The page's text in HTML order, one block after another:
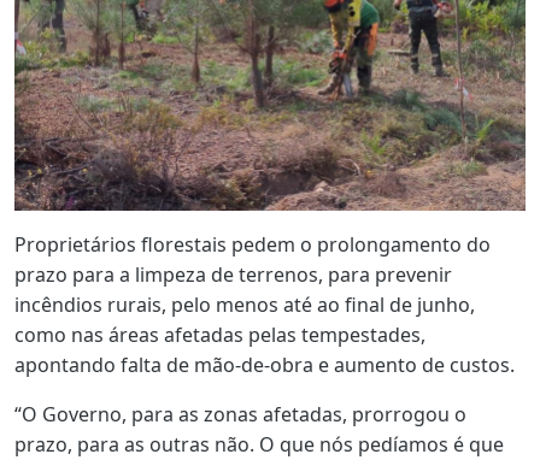
Proprietários florestais pedem o prolongamento do
prazo para a limpeza de terrenos, para prevenir
incêndios rurais, pelo menos até ao final de junho,
como nas áreas afetadas pelas tempestades,
apontando falta de mão-de-obra e aumento de custos.
“O Governo, para as zonas afetadas, prorrogou o
prazo, para as outras não. O que nós pedíamos é que